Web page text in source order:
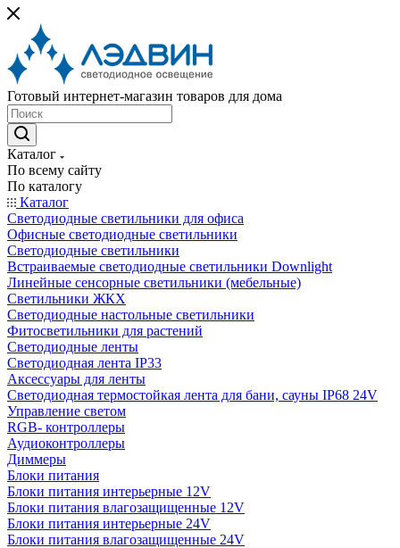
Готовый интернет-магазин товаров для дома
Каталог
По всему сайту
По каталогу
Каталог
Светодиодные светильники для офиса
Офисные светодиодные светильники
Светодиодные светильники
Встраиваемые светодиодные светильники Downlight
Линейные сенсорные светильники (мебельные)
Светильники ЖКХ
Светодиодные настольные светильники
Фитосветильники для растений
Светодиодные ленты
Светодиодная лента IP33
Аксессуары для ленты
Светодиодная термостойкая лента для бани, сауны IP68 24V
Управление светом
RGB- контроллеры
Аудиоконтроллеры
Диммеры
Блоки питания
Блоки питания интерьерные 12V
Блоки питания влагозащищенные 12V
Блоки питания интерьерные 24V
Блоки питания влагозащищенные 24V